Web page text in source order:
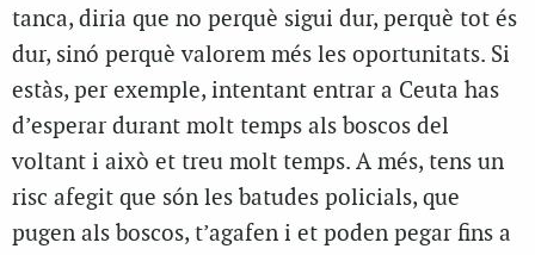
tanca, diria que no perquè sigui dur, perquè tot és
dur, sinó perquè valorem més les oportunitats. Si
estàs, per exemple, intentant entrar a Ceuta has
d’esperar durant molt temps als boscos del
voltant i això et treu molt temps. A més, tens un
risc afegit que són les batudes policials, que
pugen als boscos, t’agafen i et poden pegar fins a